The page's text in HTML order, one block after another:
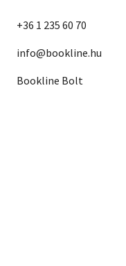
+36 1 235 60 70
info@bookline.hu
Bookline Bolt